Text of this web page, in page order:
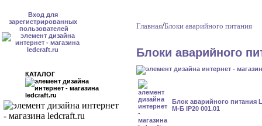
Вход для
зарегистрированных
пользователей
КАТАЛОГ
Главная/Блоки аварийного питания
Блоки аварийного
Блок аварийного питания
М-Б IP20 001.01